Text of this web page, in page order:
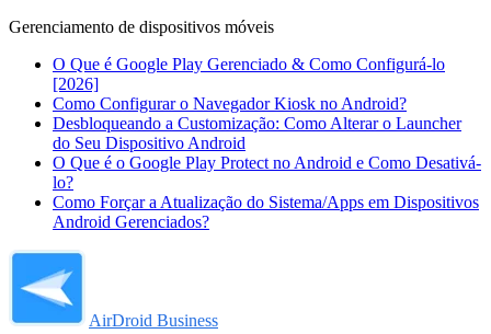
Gerenciamento de dispositivos móveis
O Que é Google Play Gerenciado & Como Configurá-lo
[2026]
Como Configurar o Navegador Kiosk no Android?
Desbloqueando a Customização: Como Alterar o Launcher
do Seu Dispositivo Android
O Que é o Google Play Protect no Android e Como Desativá-
lo?
Como Forçar a Atualização do Sistema/Apps em Dispositivos
Android Gerenciados?
AirDroid Business